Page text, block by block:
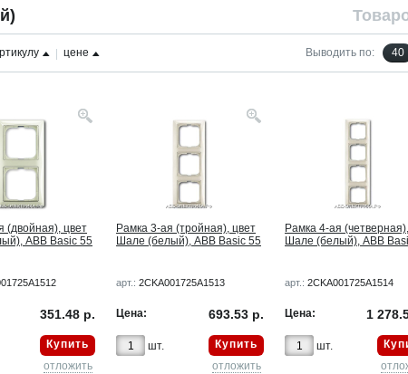
Выводить по: 40
цене
(двойная), цвет
ABB Basic 55
351.48 р.
Купить
отложить
Рамка 3-ая (тройная), цвет
Шале (белый), ABB Basic 55
арт.: 2CKA001725A1513
Цена: 693.53 р.
шт.
Купить
отложить
Рамка 4-ая
Шале (белый), ABB
арт.: 2CKA001725A1514
Цена: 1
шт.